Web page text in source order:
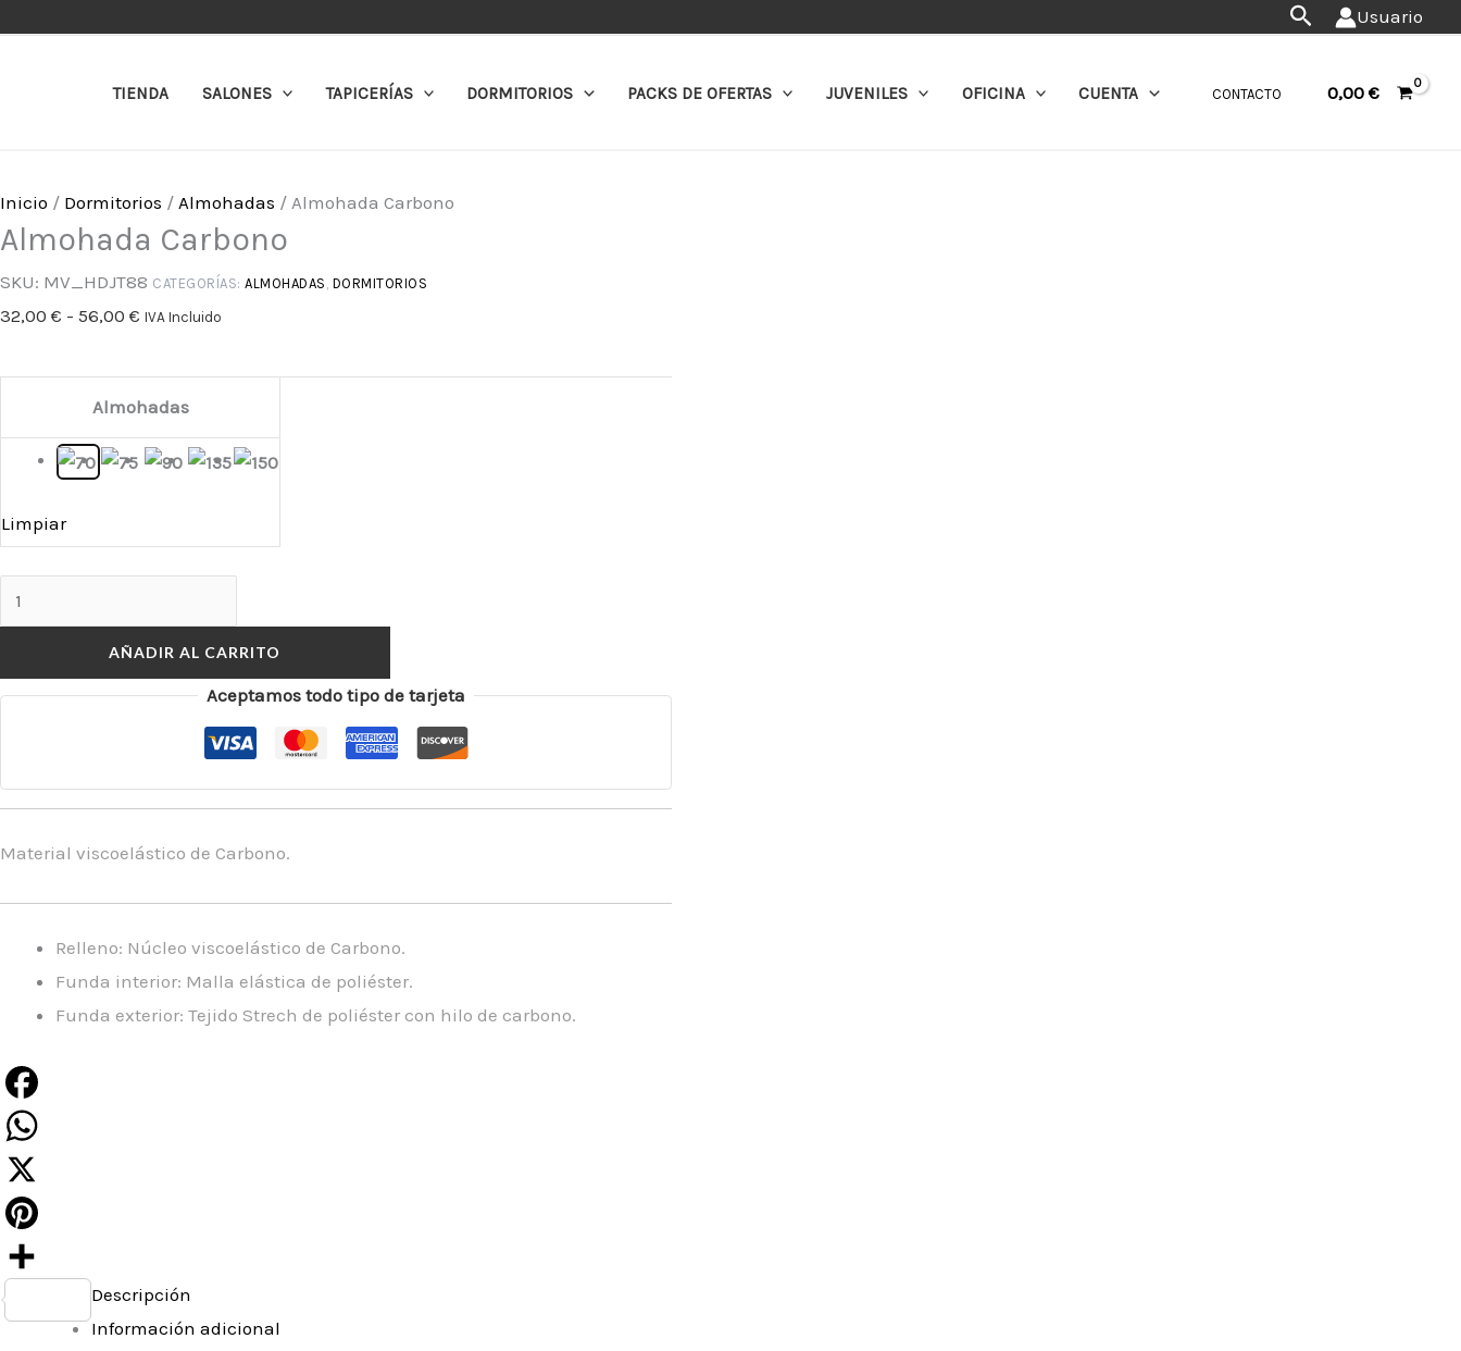
BuscarUsuario
TIENDA SALONES TAPICERÍAS DORMITORIOS PACKS DE OFERTAS JUVENILES OFICINA CUENTA CONTACTO 0,00 €
Inicio / Dormitorios / Almohadas / Almohada Carbono
Almohada Carbono
SKU: MV_HDJT88 CATEGORÍAS: ALMOHADAS , DORMITORIOS
32,00 € - 56,00 €
precios:
IVA Incluido
Almohadas
Limpiar
AÑADIR AL CARRITO
Aceptamos todo tipo de tarjeta
Material viscoelástico de Carbono.
Relleno: Núcleo viscoelástico de Carbono.
Funda interior: Malla elástica de poliéster.
Funda exterior: Tejido Strech de poliéster con hilo de carbono.
Facebook
WhatsApp
X
Pinterest
Compartir
Descripción
Información adicional